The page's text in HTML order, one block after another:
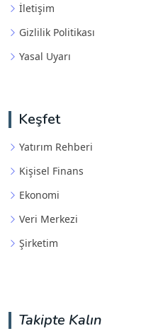
İletişim
Gizlilik Politikası
Yasal Uyarı
Keşfet
Yatırım Rehberi
Kişisel Finans
Ekonomi
Veri Merkezi
Şirketim
Takipte Kalın